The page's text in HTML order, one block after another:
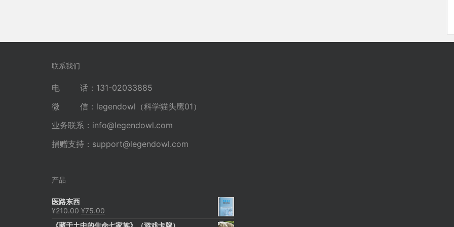
联系我们
电 话：131-02033885
微 信：legendowl（科学猫头鹰01）
业务联系： info@legendowl.com
捐赠支持： support@legendowl.com
产品
医路东西
¥210.00 原
¥75.00